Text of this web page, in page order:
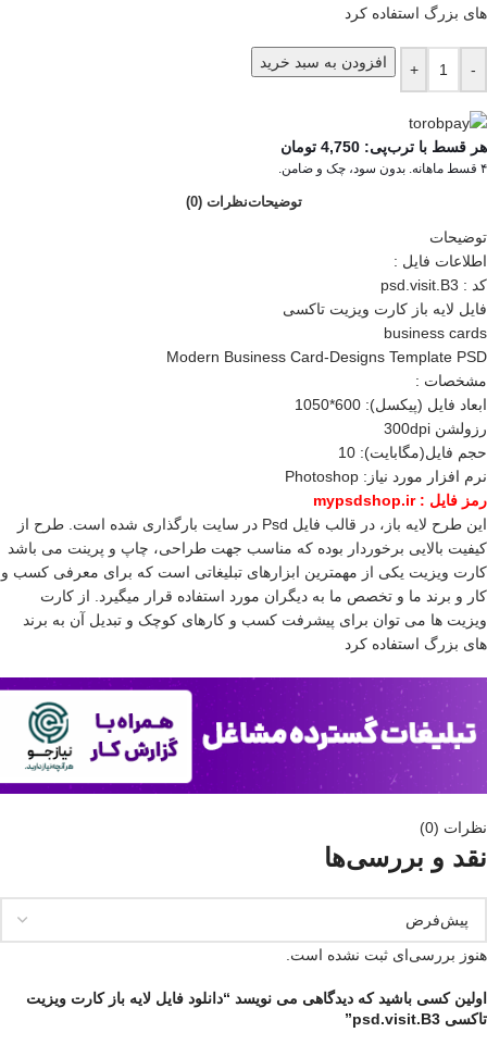
های بزرگ استفاده کرد
-
+ افزودن به سبد خرید
هر قسط با ترب‌پی: 4,750 تومان
۴ قسط ماهانه. بدون سود، چک و ضامن.
توضیحاتنظرات (0)
توضیحات
اطلاعات فايل :
کد : psd.visit.B3
فایل لايه باز کارت ويزيت تاکسی
business cards
Modern Business Card-Designs Template PSD
مشخصات :
ابعاد فايل (پيکسل): 600*1050
رزولشن 300dpi
حجم فایل(مگابایت): 10
نرم افزار مورد نياز: Photoshop
رمز فایل : mypsdshop.ir
اين طرح لايه باز، در قالب فايل Psd در سايت بارگذاری شده است. طرح از
کيفيت بالايی برخوردار بوده که مناسب جهت طراحی، چاپ و پرينت می باشد
کارت ویزیت یکی از مهمترین ابزارهای تبلیغاتی است که برای معرفی کسب و
کار و برند ما و تخصص ما به دیگران مورد استفاده قرار میگیرد. از کارت
ویزیت ها می توان برای پیشرفت کسب و کارهای کوچک و تبدیل آن به برند
های بزرگ استفاده کرد
نظرات (0)
نقد و بررسی‌ها
هنوز بررسی‌ای ثبت نشده است.
اولین کسی باشید که دیدگاهی می نویسد “دانلود فایل لایه باز کارت ویزیت
تاکسی psd.visit.B3”